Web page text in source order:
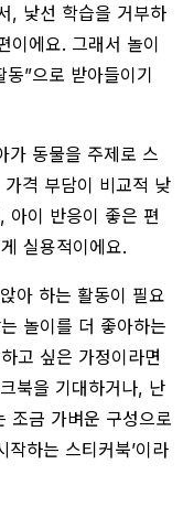
, 낯선 학습을 거부하
이에요. 그래서 놀이
”으로 받아들이기
가 동물을 주제로 스
격 부담이 비교적 낮
아이 반응이 좋은 편
실용적이에요.
아 하는 활동이 필요
놀이를 더 좋아하는
고 싶은 가정이라면
북을 기대하거나, 난
조금 가벼운 구성으로
하는 스티커북’이라